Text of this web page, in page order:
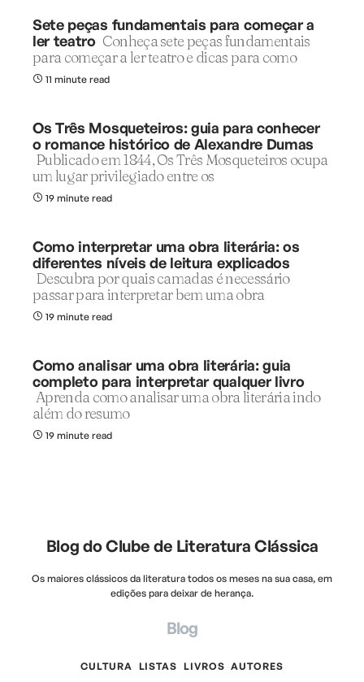
Sete peças fundamentais para começar a
ler teatro Conheça sete peças fundamentais
para começar a ler teatro e dicas para como
11 minute read
Os Três Mosqueteiros: guia para conhecer
o romance histórico de Alexandre Dumas
Publicado em 1844, Os Três Mosqueteiros ocupa
um lugar privilegiado entre os
19 minute read
Como interpretar uma obra literária: os
diferentes níveis de leitura explicados
Descubra por quais camadas é necessário
passar para interpretar bem uma obra
19 minute read
Como analisar uma obra literária: guia
completo para interpretar qualquer livro
Aprenda como analisar uma obra literária indo
além do resumo
19 minute read
Blog do Clube de Literatura Clássica
Os maiores clássicos da literatura todos os meses na sua casa, em
edições para deixar de herança.
Blog
CULTURA LISTAS LIVROS AUTORES